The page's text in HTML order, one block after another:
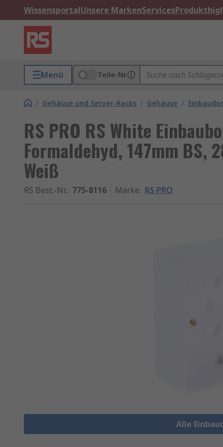
WissensportalUnsere MarkenServices
Menü Teile-Nr.
/ Gehäuse und Server-Racks / Gehäuse /
RS PRO RS White
Formaldehyd, 147mm BS,
Weiß
RS Best.-Nr.: 775-8116 Marke: RS PRO
Alle